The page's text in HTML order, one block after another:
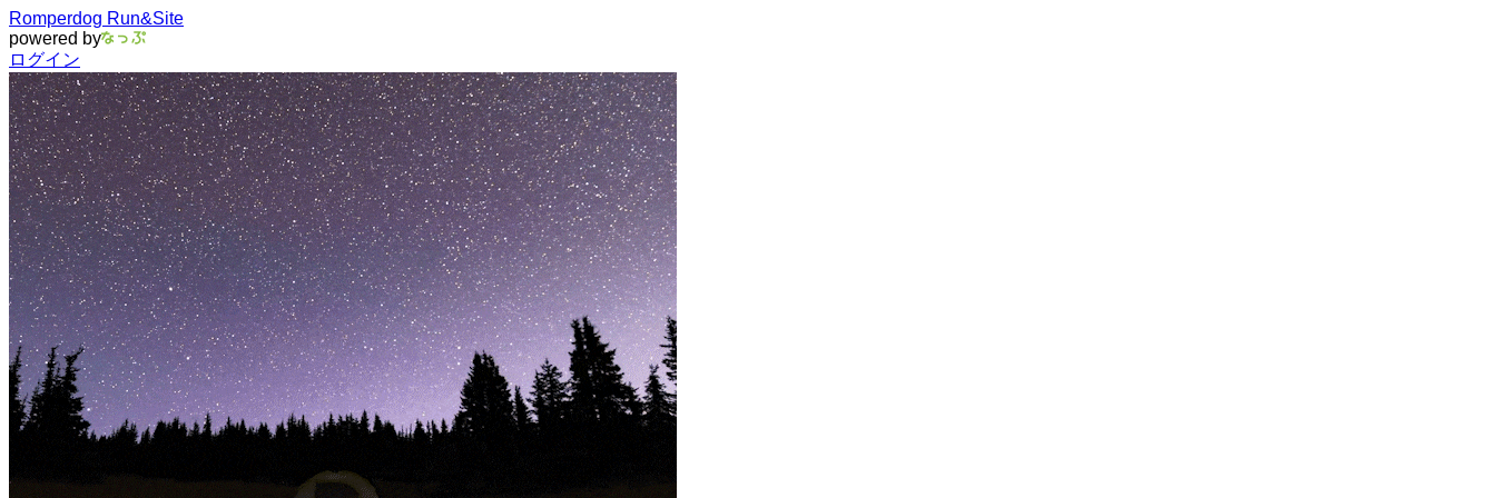
Romperdog Run&Site
powered by
ログイン